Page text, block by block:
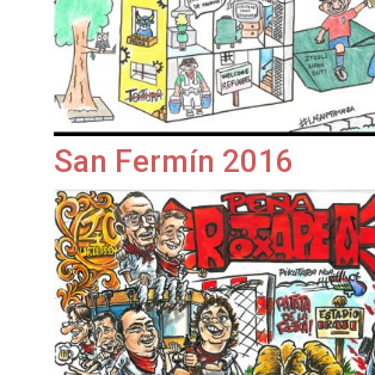
San Fermín 2016